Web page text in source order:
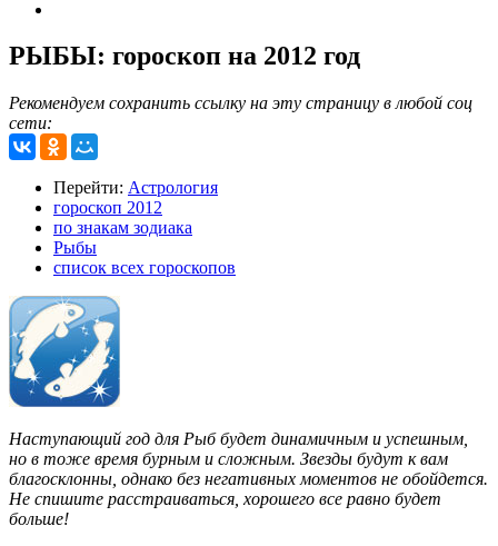
РЫБЫ: гороскоп на 2012 год
Рекомендуем сохранить ссылку на эту страницу в любой соц
сети:
Перейти: Астрология
гороскоп 2012
по знакам зодиака
Рыбы
список всех гороскопов
Наступающий год для Рыб будет динамичным и успешным,
но в тоже время бурным и сложным. Звезды будут к вам
благосклонны, однако без негативных моментов не обойдется.
Не спишите расстраиваться, хорошего все равно будет
больше!